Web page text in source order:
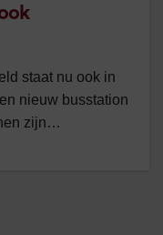
staat nu ook in
nieuw busstation
zijn…